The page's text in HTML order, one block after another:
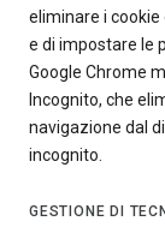
eliminare i
e di impostare le
Google Chrome
Incognito, che
navigazione dal
incognito.
GESTIONE DI